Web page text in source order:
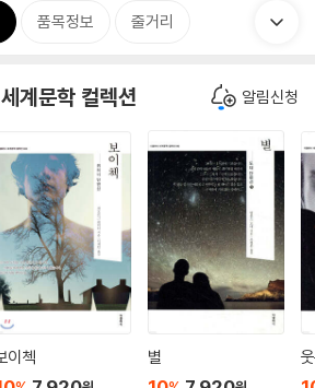
품목정보 줄거리
계문학 컬렉션 알림신청
이첵 별